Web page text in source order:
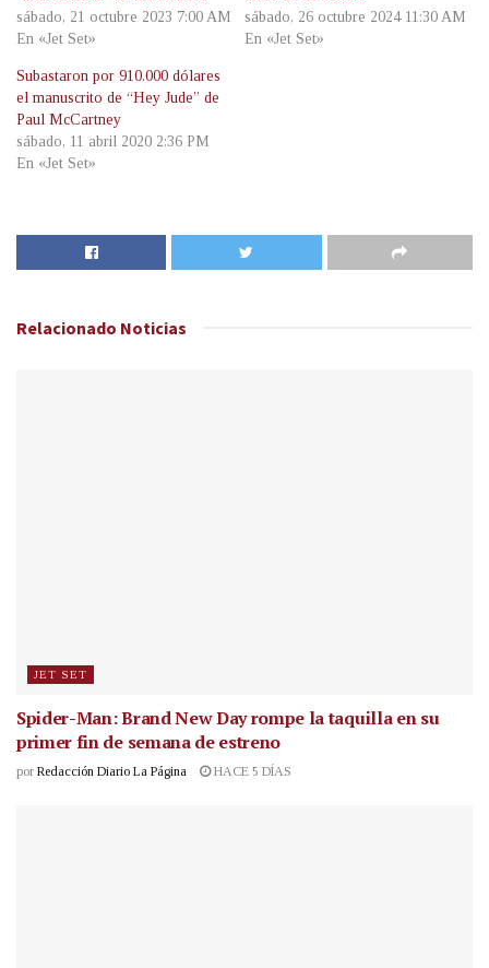
sábado, 21 octubre 2023 7:00 AM
En «Jet Set»
sábado, 26 octubre 2024 11:30 AM
En «Jet Set»
Subastaron por 910.000 dólares
el manuscrito de “Hey Jude” de
Paul McCartney
sábado, 11 abril 2020 2:36 PM
En «Jet Set»
Relacionado Noticias
JET SET
Spider-Man: Brand New Day rompe la taquilla en su
primer fin de semana de estreno
por Redacción Diario La Página HACE 5 DÍAS